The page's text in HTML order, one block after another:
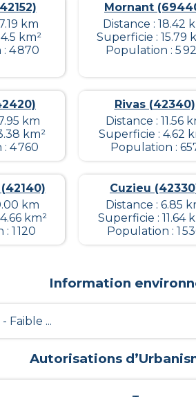
km
km²
4 870
Mornant
Distance : 18.42
Superficie : 15.79
Population : 5
km
km²
4 760
Rivas (42340)
Distance : 11.56
Superficie : 4.62
Population :
km
km²
1 120
Cuzieu
Distance : 6.85
Superficie : 11.64
Population : 1
Information
Faible ...
Autorisations